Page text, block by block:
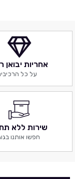
אחריות יבואן
על כל
שירות ללא
חפשו אותנו